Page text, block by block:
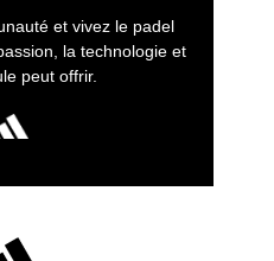
et vivez le padel
la technologie et
peut offrir.